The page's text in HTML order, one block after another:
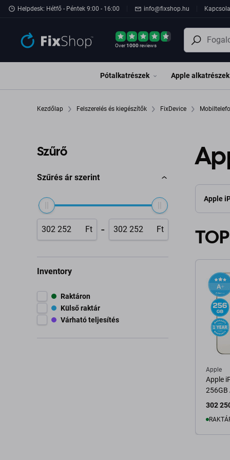
Ugrás az oldal fő részéhez
Helpdesk: Hétfő - Péntek 9:00 - 16:00 info@fixshop.hu
Over1000reviews
Pótalkatrészek Apple alkatrészek
Kezdőlap Felszerelés és kiegészítők FixDevice
Szűrő
Szűrés ár szerint
Ft - Ft
Inventory
Raktáron
Külső raktár
Várható teljesítés
Apple
Apple
Apple
256GB
302